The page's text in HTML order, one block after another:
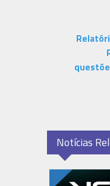
Notícias